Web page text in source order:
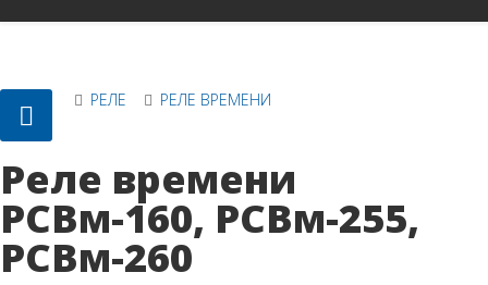
РЕЛЕ РЕЛЕ ВРЕМЕНИ
Реле времени
РСВм-160, РСВм-255,
РСВм-260